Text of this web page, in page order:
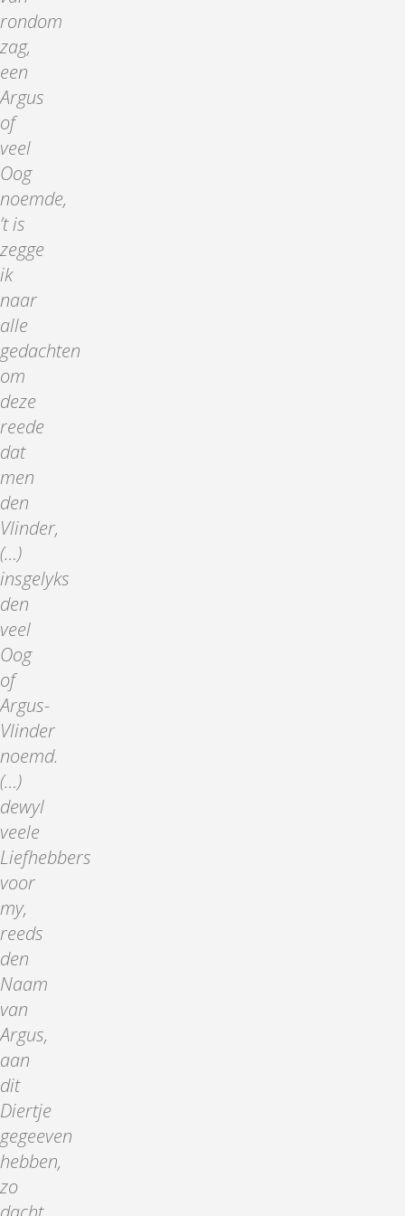
rondom
zag,
een
Argus
of
veel
Oog
noemde,
’t is
zegge
ik
naar
alle
gedachten
om
deze
reede
dat
men
den
Vlinder,
(…)
insgelyks
den
veel
Oog
of
Argus-
Vlinder
noemd.
(…)
dewyl
veele
Liefhebbers
voor
my,
reeds
den
Naam
van
Argus,
aan
dit
Diertje
gegeeven
hebben,
zo